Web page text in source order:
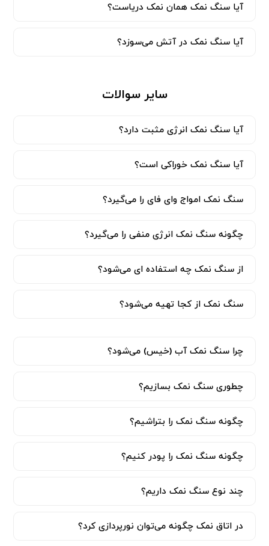
آیا سنگ نمک همان نمک دریاست؟
آیا سنگ نمک در آتش می‌سوزد؟
سایر سوالات
آیا سنگ نمک انرژی مثبت دارد؟
آیا سنگ نمک خوراکی است؟
سنگ نمک امواج وای فای را می‌گیرد؟
چگونه سنگ نمک انرژی منفی را می‌گیرد؟
از سنگ نمک چه استفاده ای می‌شود؟
سنگ نمک از کجا تهیه می‌شود؟
چرا سنگ نمک آب (خیس) می‌شود؟
چطوری سنگ نمک بسازیم؟
چگونه سنگ نمک را بتراشیم؟
چگونه سنگ نمک را پودر کنیم؟
چند نوع سنگ نمک داریم؟
در اتاق نمک چگونه می‌توان نورپردازی کرد؟